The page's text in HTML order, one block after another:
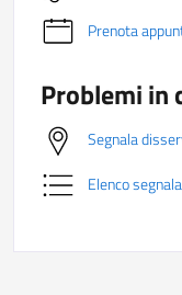
Prenota
Problemi in
Segnala
Elenco